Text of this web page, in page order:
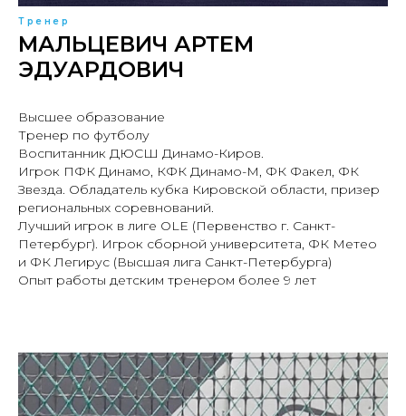
Тренер
МАЛЬЦЕВИЧ АРТЕМ
ЭДУАРДОВИЧ
Высшее образование
Тренер по футболу
Воспитанник ДЮСШ Динамо-Киров.
Игрок ПФК Динамо, КФК Динамо-М, ФК Факел, ФК
Звезда. Обладатель кубка Кировской области, призер
региональных соревнований.
Лучший игрок в лиге OLE (Первенство г. Санкт-
Петербург). Игрок сборной университета, ФК Метео
и ФК Легирус (Высшая лига Санкт-Петербурга)
Опыт работы детским тренером более 9 лет